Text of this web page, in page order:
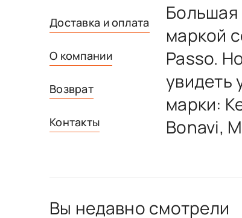
Доставка и оплата
О компании
Возврат
Контакты
Большая
маркой
Passo.
увидеть
марки:
Bonavi,
Вы недавно смотрели